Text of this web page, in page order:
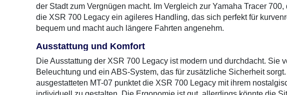
der Stadt zum Vergnügen macht. Im Vergleich zur Yamaha Tracer
die XSR 700 Legacy ein agileres Handling, das sich perfekt für
bequem und macht auch längere Fahrten angenehm.
Ausstattung und Komfort
Die Ausstattung der XSR 700 Legacy ist modern und durchdacht. Sie
Beleuchtung und ein ABS-System, das für zusätzliche Sicherheit
ausgestatteten MT-07 punktet die XSR 700 Legacy mit ihrem